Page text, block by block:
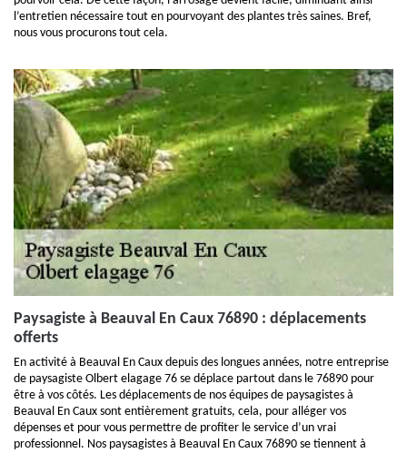
l’entretien nécessaire tout en pourvoyant des plantes très saines. Bref,
nous vous procurons tout cela.
Paysagiste à Beauval En Caux 76890 : déplacements
offerts
En activité à Beauval En Caux depuis des longues années, notre entreprise
de paysagiste Olbert elagage 76 se déplace partout dans le 76890 pour
être à vos côtés. Les déplacements de nos équipes de paysagistes à
Beauval En Caux sont entièrement gratuits, cela, pour alléger vos
dépenses et pour vous permettre de profiter le service d’un vrai
professionnel. Nos paysagistes à Beauval En Caux 76890 se tiennent à